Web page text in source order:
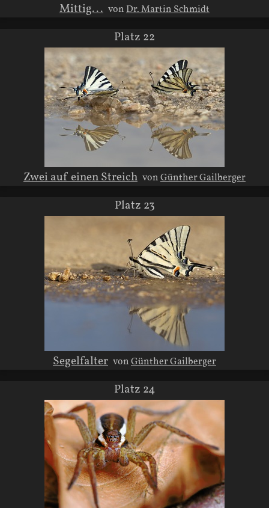
Mittig... vonDr. Martin Schmidt
Platz 22
Zwei auf einen Streich vonGünther Gailberger
Platz 23
Segelfalter vonGünther Gailberger
Platz 24